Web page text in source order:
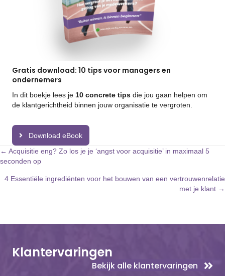
Gratis download: 10 tips voor managers en
ondernemers
In dit boekje lees je 10 concrete tips die jou gaan helpen om
de klantgerichtheid binnen jouw organisatie te vergroten.
Download eBook
Posts
navigation
← Acquisitie eng? Zo los je je ‘angst voor acquisitie’ in maximaal 5
seconden op
4 Essentiële ingrediënten voor het bouwen van een vertrouwenrelatie
met je klant →
Klantervaringen
Bekijk alle klantervaringen